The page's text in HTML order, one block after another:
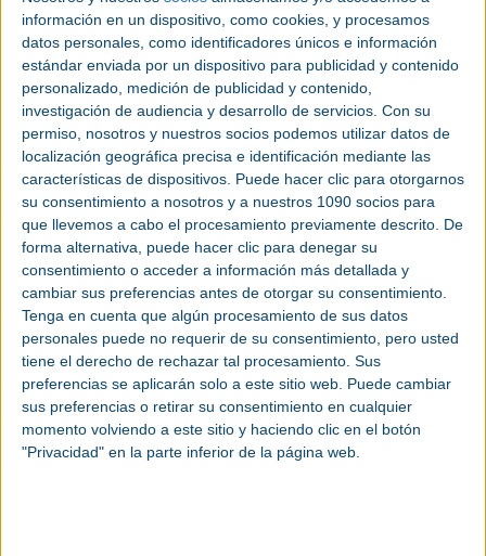
información en un dispositivo, como cookies, y procesamos
datos personales, como identificadores únicos e información
estándar enviada por un dispositivo para publicidad y contenido
personalizado, medición de publicidad y contenido,
investigación de audiencia y desarrollo de servicios. Con su
permiso, nosotros y nuestros socios podemos utilizar datos de
localización geográfica precisa e identificación mediante las
características de dispositivos. Puede hacer clic para otorgarnos
su consentimiento a nosotros y a nuestros 1090 socios para
que llevemos a cabo el procesamiento previamente descrito. De
forma alternativa, puede hacer clic para denegar su
consentimiento o acceder a información más detallada y
cambiar sus preferencias antes de otorgar su consentimiento.
Tenga en cuenta que algún procesamiento de sus datos
personales puede no requerir de su consentimiento, pero usted
tiene el derecho de rechazar tal procesamiento. Sus
preferencias se aplicarán solo a este sitio web. Puede cambiar
sus preferencias o retirar su consentimiento en cualquier
momento volviendo a este sitio y haciendo clic en el botón
"Privacidad" en la parte inferior de la página web.
independientemente de las condiciones geológicas.
El aire comprimido como "batería" del futuro:
Más información